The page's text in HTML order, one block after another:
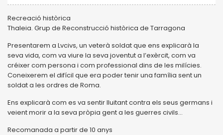
Recreació històrica
Thaleia. Grup de Reconstrucció històrica de Tarragona
Presentarem a Lvcivs, un veterà soldat que ens explicarà la
seva vida, com va viure la seva joventut a l’exèrcit, com va
créixer com persona i com professional dins de les milícies.
Coneixerem el difícil que era poder tenir una família sent un
soldat a les ordres de Roma.
Ens explicarà com es va sentir lluitant contra els seus germans i
veient morir a la seva pròpia gent a les guerres civils...
Recomanada a partir de 10 anys